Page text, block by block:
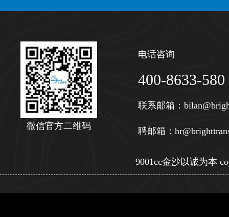
微信官方二维码
电话咨询
400-8633-580
联系邮箱：
聘邮箱：
9001cc金沙以诚为本